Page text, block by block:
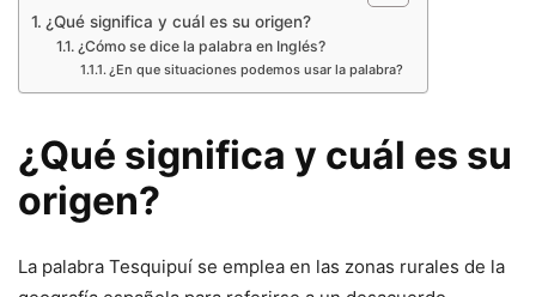
¿Qué significa y cuál es su origen?
¿Cómo se dice la palabra en Inglés?
¿En que situaciones podemos usar la palabra?
¿Qué significa y cuál es su
origen?
La palabra Tesquipuí se emplea en las zonas rurales de la